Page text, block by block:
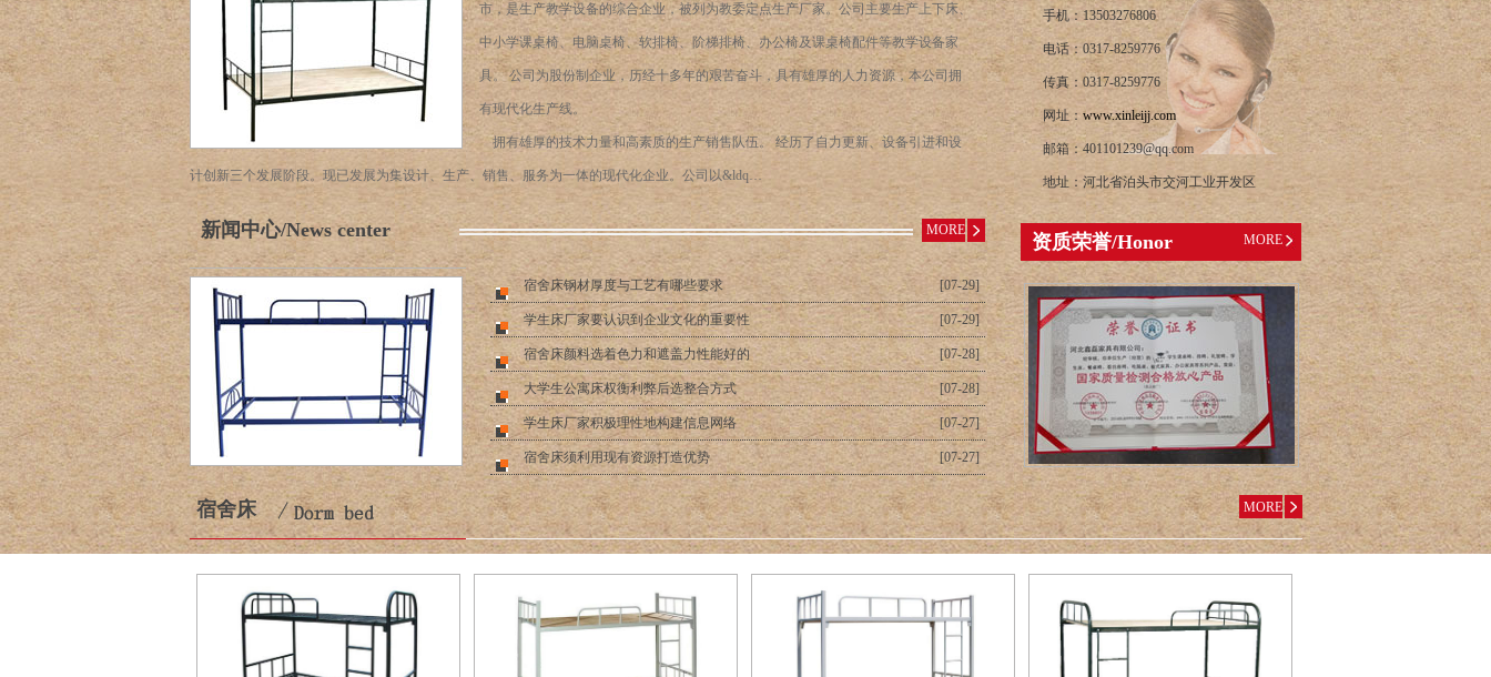
市，是生产教学设备的综合企业，被列为教委定点生产厂家。公司主要生产上下床、
中小学课桌椅、电脑桌椅、软排椅、阶梯排椅、办公椅及课桌椅配件等教学设备家
具。 公司为股份制企业，历经十多年的艰苦奋斗，具有雄厚的人力资源，本公司拥
有现代化生产线。
拥有雄厚的技术力量和高素质的生产销售队伍。 经历了自力更新、设备引进和设
计创新三个发展阶段。现已发展为集设计、生产、销售、服务为一体的现代化企业。公司以&ldq…
新闻中心/News center MORE
[07-29]
宿舍床钢材厚度与工艺有哪些要求
[07-29]
学生床厂家要认识到企业文化的重要性
[07-28]
宿舍床颜料选着色力和遮盖力性能好的
[07-28]
大学生公寓床权衡利弊后选整合方式
[07-27]
学生床厂家积极理性地构建信息网络
[07-27]
宿舍床须利用现有资源打造优势
手机：13503276806
电话：0317-8259776
传真：0317-8259776
网址： www.xinleijj.com
邮箱：401101239@qq.com
地址：河北省泊头市交河工业开发区
资质荣誉/Honor MORE
宿舍床 MORE